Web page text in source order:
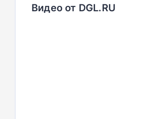
Видео от DGL.RU